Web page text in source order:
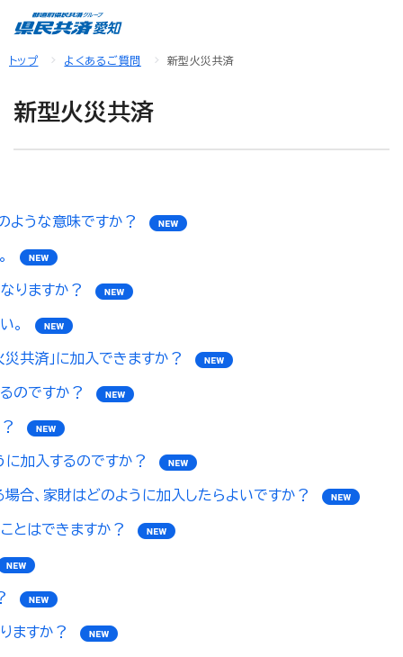
トップ よくあるご質問 新型火災共済
新型火災共済
のような意味ですか？
りますか？
。
共済」に加入できますか？
のですか？
に加入するのですか？
合、家財はどのように加入したらよいですか？
とはできますか？
ますか？